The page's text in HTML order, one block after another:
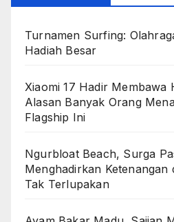
Turnamen Surfing:
Hadiah Besar
Xiaomi 17 Hadir
Alasan Banyak Orang
Flagship Ini
Ngurbloat Beach, Surga
Menghadirkan Ketenangan
Tak Terlupakan